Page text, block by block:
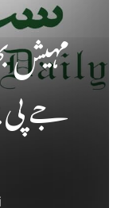
مہیش
جے پی